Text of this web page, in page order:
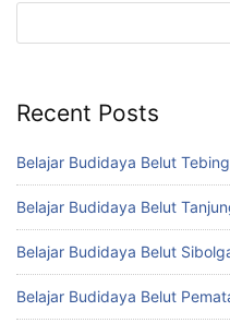
Recent Posts
Belajar Budidaya Belut
Belajar Budidaya Belut
Belajar Budidaya Belut
Belajar Budidaya Belut